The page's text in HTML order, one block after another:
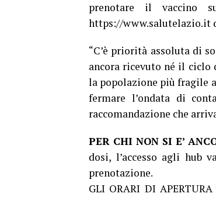
prenotare il vaccino
https://www.salutelazio.it
“C’è priorità assoluta di
ancora ricevuto né il
la popolazione più fragile
fermare l’ondata di
raccomandazione che
PER CHI NON SI E’
dosi, l’accesso agli hub
prenotazione.
GLI ORARI DI